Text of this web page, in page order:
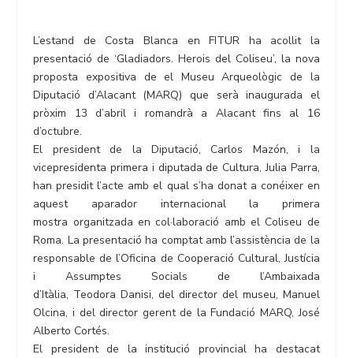
L’estand de Costa Blanca en FITUR ha acollit la
presentació de ‘Gladiadors. Herois del Coliseu’, la nova
proposta expositiva de el Museu Arqueològic de la
Diputació d’Alacant (MARQ) que serà inaugurada el
pròxim 13 d’abril i romandrà a Alacant fins al 16
d’octubre.
El president de la Diputació, Carlos Mazón, i la
vicepresidenta primera i diputada de Cultura, Julia Parra,
han presidit l’acte amb el qual s’ha donat a conéixer en
aquest aparador internacional la primera
mostra organitzada en col·laboració amb el Coliseu de
Roma. La presentació ha comptat amb l’assistència de la
responsable de l’Oficina de Cooperació Cultural, Justícia
i Assumptes Socials de l’Ambaixada
d’Itàlia, Teodora Danisi, del director del museu, Manuel
Olcina, i del director gerent de la Fundació MARQ, José
Alberto Cortés.
El president de la institució provincial ha destacat